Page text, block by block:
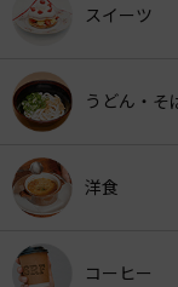
スイーツ
うどん・そ
洋食
コーヒー